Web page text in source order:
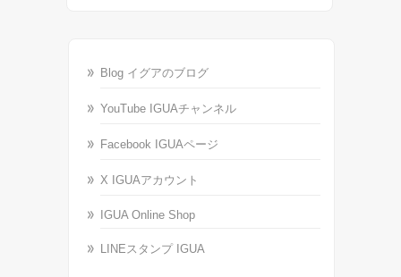
Blog イグアのブログ
YouTube IGUAチャンネル
Facebook IGUAページ
X IGUAアカウント
IGUA Online Shop
LINEスタンプ IGUA